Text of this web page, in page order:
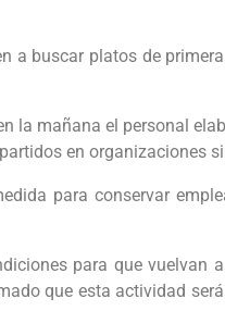
a buscar platos de
la mañana el personal
en organizaciones
para conservar
para que vuelvan
que esta actividad